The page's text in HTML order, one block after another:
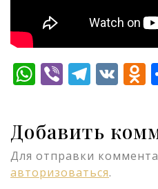
WhatsApp
ViberVK
Добавить
Для отправки
авторизоваться.